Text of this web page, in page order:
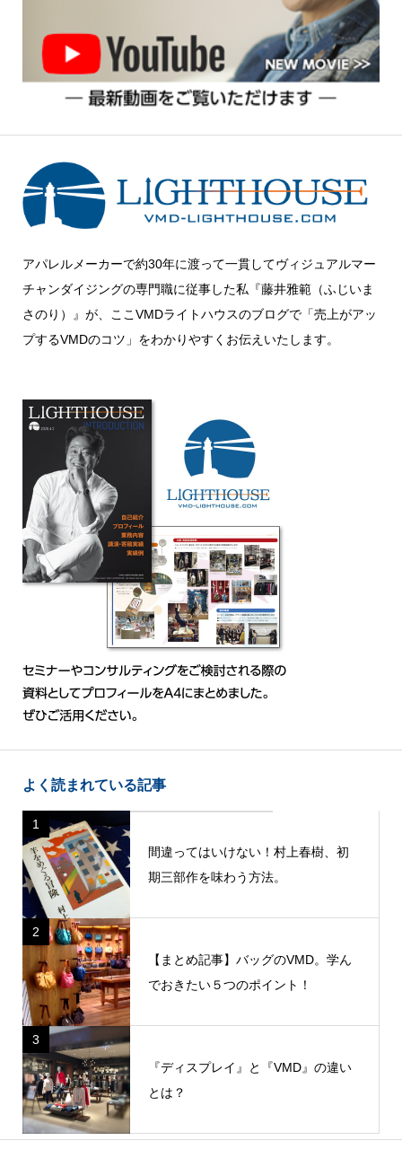
アパレルメーカーで約30年に渡って一貫してヴィジュアルマー
チャンダイジングの専門職に従事した私『藤井雅範（ふじいま
さのり）』が、ここVMDライトハウスのブログで「売上がアッ
プするVMDのコツ」をわかりやすくお伝えいたします。
よく読まれている記事
1
間違ってはいけない！村上春樹、初
期三部作を味わう方法。
2
【まとめ記事】バッグのVMD。学ん
でおきたい５つのポイント！
3
『ディスプレイ』と『VMD』の違い
とは？